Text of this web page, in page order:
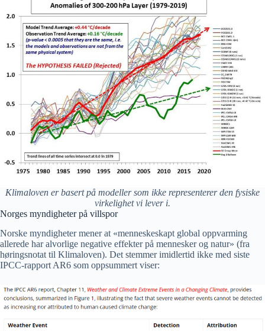
Klimaloven er basert på modeller som ikke representerer den fysiske
virkelighet vi lever i.
Norges myndigheter på villspor
Norske myndigheter mener at «menneskeskapt global oppvarming
allerede har alvorlige negative effekter på mennesker og natur» (fra
høringsnotat til Klimaloven). Det stemmer imidlertid ikke med siste
IPCC-rapport AR6 som oppsummert viser: